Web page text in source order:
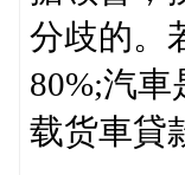
分歧的。
80%;汽
载货車貸